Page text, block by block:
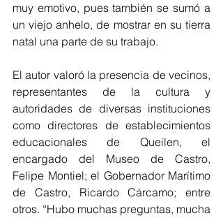
muy emotivo, pues también se sumó a
un viejo anhelo, de mostrar en su tierra
natal una parte de su trabajo.
El autor valoró la presencia de vecinos,
representantes de la cultura y
autoridades de diversas instituciones
como directores de establecimientos
educacionales de Queilen, el
encargado del Museo de Castro,
Felipe Montiel; el Gobernador Marítimo
de Castro, Ricardo Cárcamo; entre
otros. “Hubo muchas preguntas, mucha